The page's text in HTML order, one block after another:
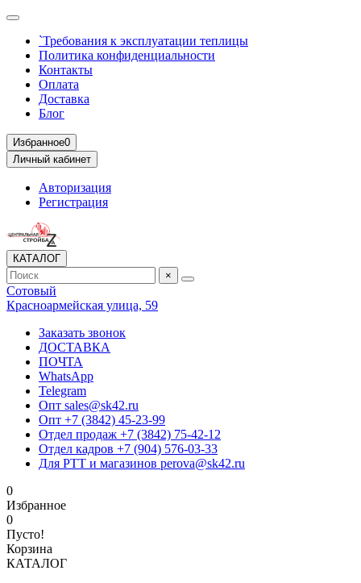
`Требования к эксплуатации теплицы
Политика конфиденциальности
Контакты
Оплата
Доставка
Блог
Избранное0
Личный кабинет
Авторизация
Регистрация
КАТАЛОГ
×
Сотовый
Красноармейская улица, 59
Заказать звонок
ДОСТАВКА
ПОЧТА
WhatsApp
Telegram
Опт sales@sk42.ru
Опт +7 (3842) 45-23-99
Отдел продаж +7 (3842) 75-42-12
Отдел кадров +7 (904) 576-03-33
Для РТТ и магазинов perova@sk42.ru
0
Избранное
0
Пусто!
Корзина
КАТАЛОГ